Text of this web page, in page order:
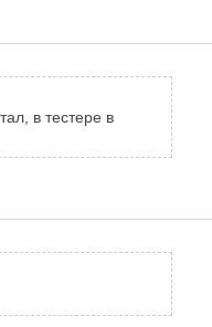
в тестере в